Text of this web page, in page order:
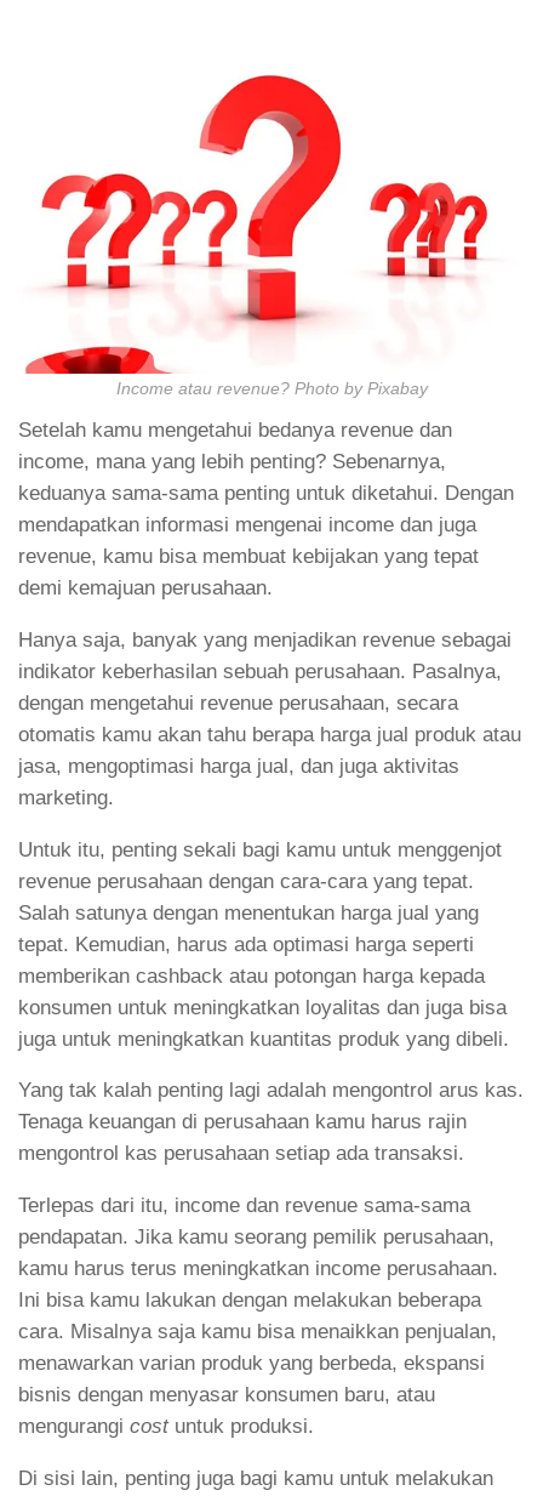
Income atau revenue? Photo by Pixabay
Setelah kamu mengetahui bedanya revenue dan
income, mana yang lebih penting? Sebenarnya,
keduanya sama-sama penting untuk diketahui. Dengan
mendapatkan informasi mengenai income dan juga
revenue, kamu bisa membuat kebijakan yang tepat
demi kemajuan perusahaan.
Hanya saja, banyak yang menjadikan revenue sebagai
indikator keberhasilan sebuah perusahaan. Pasalnya,
dengan mengetahui revenue perusahaan, secara
otomatis kamu akan tahu berapa harga jual produk atau
jasa, mengoptimasi harga jual, dan juga aktivitas
marketing.
Untuk itu, penting sekali bagi kamu untuk menggenjot
revenue perusahaan dengan cara-cara yang tepat.
Salah satunya dengan menentukan harga jual yang
tepat. Kemudian, harus ada optimasi harga seperti
memberikan cashback atau potongan harga kepada
konsumen untuk meningkatkan loyalitas dan juga bisa
juga untuk meningkatkan kuantitas produk yang dibeli.
Yang tak kalah penting lagi adalah mengontrol arus kas.
Tenaga keuangan di perusahaan kamu harus rajin
mengontrol kas perusahaan setiap ada transaksi.
Terlepas dari itu, income dan revenue sama-sama
pendapatan. Jika kamu seorang pemilik perusahaan,
kamu harus terus meningkatkan income perusahaan.
Ini bisa kamu lakukan dengan melakukan beberapa
cara. Misalnya saja kamu bisa menaikkan penjualan,
menawarkan varian produk yang berbeda, ekspansi
bisnis dengan menyasar konsumen baru, atau
mengurangi costuntuk produksi.
Di sisi lain, penting juga bagi kamu untuk melakukan